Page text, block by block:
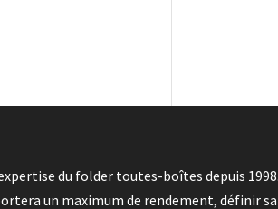
du folder toutes-boîtes depuis
un maximum de rendement, définir sa